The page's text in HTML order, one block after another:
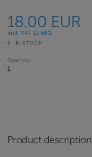
18.00 EUR
Incl. VAT 13.50%
6 IN STOCK
Quantity
Product description